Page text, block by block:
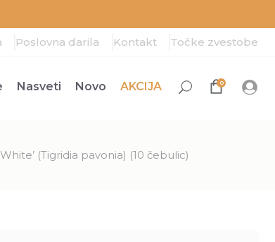
Poslovna darila Kontakt Točke zvestobe
Nasveti Novo AKCIJA 0
(Tigridia pavonia) (10 čebulic)